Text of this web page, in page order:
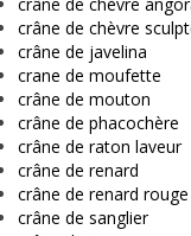
crâne de chèvre
crâne de javelina
crane de moufette
crâne de mouton
crâne de phacochère
crâne de raton laveur
crâne de renard
crâne de renard rouge
crâne de sanglier